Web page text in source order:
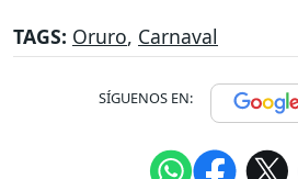
TAGS: Oruro, Carnaval
SÍGUENOS EN: